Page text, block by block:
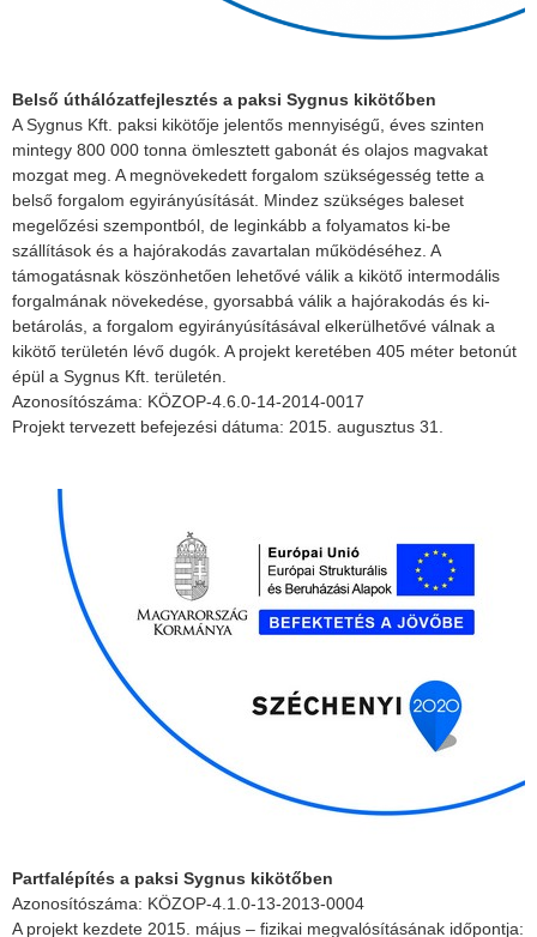
Belső úthálózatfejlesztés a paksi Sygnus kikötőben
A Sygnus Kft. paksi kikötője jelentős mennyiségű, éves szinten
mintegy 800 000 tonna ömlesztett gabonát és olajos magvakat
mozgat meg. A megnövekedett forgalom szükségesség tette a
belső forgalom egyirányúsítását. Mindez szükséges baleset
megelőzési szempontból, de leginkább a folyamatos ki-be
szállítások és a hajórakodás zavartalan működéséhez. A
támogatásnak köszönhetően lehetővé válik a kikötő intermodális
forgalmának növekedése, gyorsabbá válik a hajórakodás és ki-
betárolás, a forgalom egyirányúsításával elkerülhetővé válnak a
kikötő területén lévő dugók. A projekt keretében 405 méter betonút
épül a Sygnus Kft. területén.
Azonosítószáma: KÖZOP-4.6.0-14-2014-0017
Projekt tervezett befejezési dátuma: 2015. augusztus 31.
Partfalépítés a paksi Sygnus kikötőben
Azonosítószáma: KÖZOP-4.1.0-13-2013-0004
A projekt kezdete 2015. május – fizikai megvalósításának időpontja: